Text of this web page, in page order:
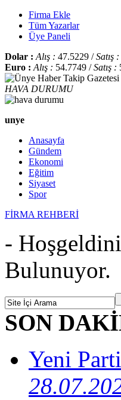
Firma Ekle
Tüm Yazarlar
Üye Paneli
Dolar : Alış : 47.5229 /Satış :
Euro : Alış : 54.7749 /Satış :
HAVA DURUMU
unye
Anasayfa
Gündem
Ekonomi
Eğitim
Siyaset
Spor
FİRMA REHBERİ
-
Bulunuyor.
SON
Yeni